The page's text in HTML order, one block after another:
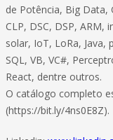
de Potência, Big Data,
CLP, DSC, DSP,
solar, IoT, LoRa, Java,
SQL, VB, VC#,
React, dentre outros.
O catálogo completo
(https://bit.ly/4ns0E8Z).